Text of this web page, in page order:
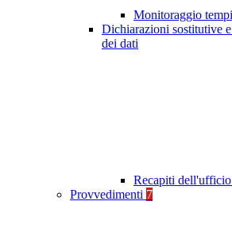
Monitoraggio
Dichiarazioni sostitutive
dei dati
Recapiti dell'ufficio
Provvedimenti 7